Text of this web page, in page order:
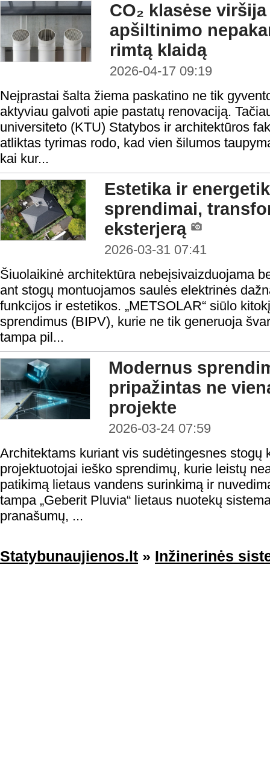
CO₂ klasėse
apšiltinimo
rimtą klaidą
2026-04-17 09:19
Neįprastai šalta žiema paskatino ne tik
aktyviau galvoti apie pastatų renovaciją.
universiteto (KTU) Statybos ir architektūros
atliktas tyrimas rodo, kad vien šilumos
kai kur...
Estetika ir
sprendimai,
eksterjerą
2026-03-31 07:41
Šiuolaikinė architektūra nebeįsivaizduojama
ant stogų montuojamos saulės elektrinės
funkcijos ir estetikos. „METSOLAR“ siūlo
sprendimus (BIPV), kurie ne tik generuoja
tampa pil...
Modernus
pripažintas ne
projekte
2026-03-24 07:59
Architektams kuriant vis sudėtingesnes stogų
projektuotojai ieško sprendimų, kurie leistų
patikimą lietaus vandens surinkimą ir
tampa „Geberit Pluvia“ lietaus nuotekų
pranašumų, ...
Statybunaujienos.lt » Inžinerinės